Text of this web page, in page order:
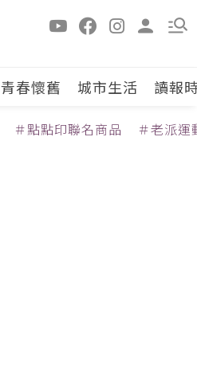
青春懷舊 城市生活 讀報
＃點點印聯名商品 ＃老派運